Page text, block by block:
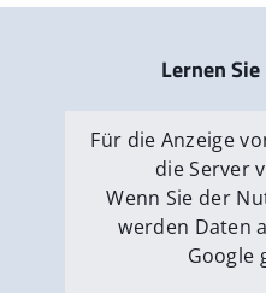
Lernen
Für die Anzeige
die Server
Wenn Sie der
werden Daten
Google